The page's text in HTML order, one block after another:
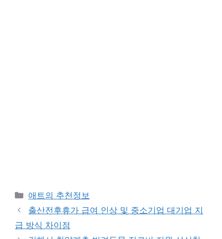
카
테
리
애트의 추천정보
출산전후휴가 급여 인상 및 중소기업 대기업 지
급 방식 차이점